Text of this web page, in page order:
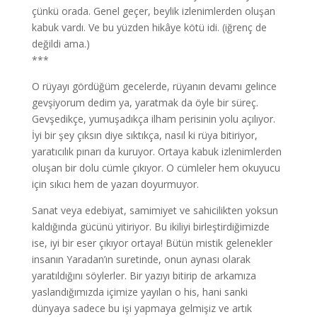
çünkü orada. Genel geçer, beylik izlenimlerden oluşan
kabuk vardı. Ve bu yüzden hikâye kötü idi. (iğrenç de
değildi ama.)
***
O rüyayı gördüğüm gecelerde, rüyanın devamı gelince
gevşiyorum dedim ya, yaratmak da öyle bir süreç.
Gevşedikçe, yumuşadıkça ilham perisinin yolu açılıyor.
İyi bir şey çıksın diye sıktıkça, nasıl ki rüya bitiriyor,
yaratıcılık pınarı da kuruyor. Ortaya kabuk izlenimlerden
oluşan bir dolu cümle çıkıyor. O cümleler hem okuyucu
için sıkıcı hem de yazarı doyurmuyor.
Sanat veya edebiyat, samimiyet ve sahicilikten yoksun
kaldığında gücünü yitiriyor. Bu ikiliyi birleştirdiğimizde
ise, iyi bir eser çıkıyor ortaya! Bütün mistik gelenekler
insanın Yaradan’ın suretinde, onun aynası olarak
yaratıldığını söylerler. Bir yazıyı bitirip de arkamıza
yaslandığımızda içimize yayılan o his, hani sanki
dünyaya sadece bu işi yapmaya gelmişiz ve artık